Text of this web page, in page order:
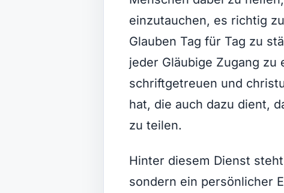
einzutauchen, es richtig
Glauben Tag für Tag zu
jeder Gläubige Zugang zu
schriftgetreuen und
hat, die auch dazu dient,
zu teilen.
Hinter diesem Dienst
sondern ein persönlicher